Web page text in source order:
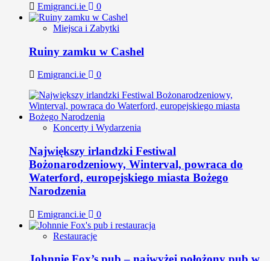
Emigranci.ie 0
Miejsca i Zabytki
Ruiny zamku w Cashel
Emigranci.ie 0
Koncerty i Wydarzenia
Największy irlandzki Festiwal
Bożonarodzeniowy, Winterval, powraca do
Waterford, europejskiego miasta Bożego
Narodzenia
Emigranci.ie 0
Restauracje